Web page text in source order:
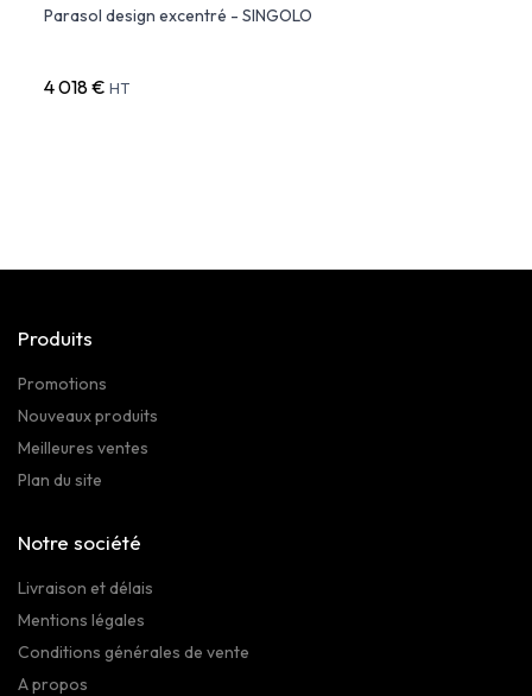
Parasol design excentré - SINGOLO
4 018 € HT
Produits
Promotions
Nouveaux produits
Meilleures ventes
Plan du site
Notre société
Livraison et délais
Mentions légales
Conditions générales de vente
A propos